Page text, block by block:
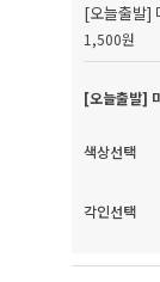
[오늘출발]
1,500원
[오늘출발]
색상선택
각인선택